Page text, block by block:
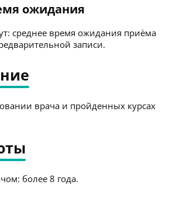
ожидания
среднее время ожидания приёма
записи.
врача и пройденных курсах
более 8 года.